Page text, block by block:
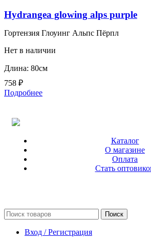
Hydrangea glowing alps purple
Гортензия Глоуинг Альпс Пёрпл
Нет в наличии
Длина: 80см
758 ₽
Подробнее
Каталог
О магазине
Оплата
Стать
Поиск
Вход / Регистрация